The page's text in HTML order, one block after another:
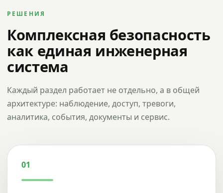
РЕШЕНИЯ
Комплексная безопасность
как единая инженерная
система
Каждый раздел работает не отдельно, а в общей
архитектуре: наблюдение, доступ, тревоги,
аналитика, события, документы и сервис.
01